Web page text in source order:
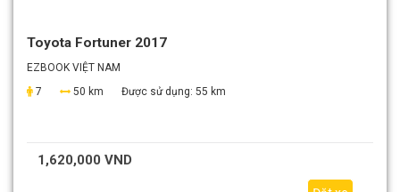
Toyota Fortuner 2017
EZBOOK VIỆT NAM
7
50 km Được sử dụng: 55 km
1,620,000 VND